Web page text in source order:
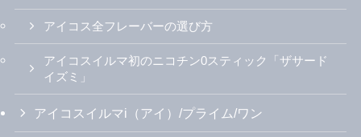
アイコス全フレーバーの選び方
アイコスイルマ初のニコチン0スティック「ザサード
イズミ」
アイコスイルマi（アイ）/プライム/ワン